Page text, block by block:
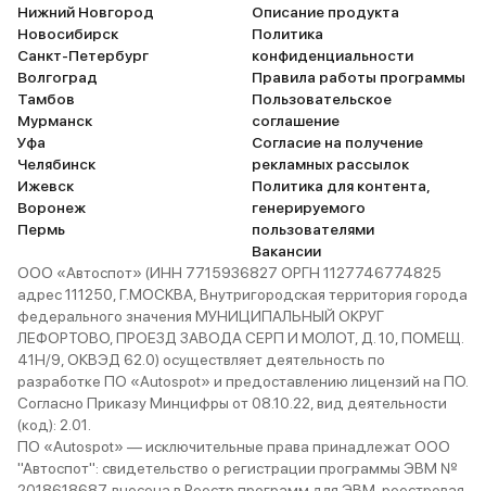
Нижний Новгород
Новосибирск
Санкт-Петербург
Волгоград
Тамбов
Мурманск
Уфа
Челябинск
Ижевск
Воронеж
Пермь
Описание продукта
Политика
конфиденциальности
Правила работы программы
Пользовательское
соглашение
Согласие на получение
рекламных рассылок
Политика для контента,
генерируемого
пользователями
Вакансии
ООО «Автоспот» (ИНН 7715936827 ОРГН 1127746774825
адрес 111250, Г.МОСКВА, Внутригородская территория города
федерального значения МУНИЦИПАЛЬНЫЙ ОКРУГ
ЛЕФОРТОВО, ПРОЕЗД ЗАВОДА СЕРП И МОЛОТ, Д. 10, ПОМЕЩ.
41Н/9, ОКВЭД 62.0) осуществляет деятельность по
разработке ПО «Autospot» и предоставлению лицензий на ПО.
Согласно Приказу Минцифры от 08.10.22, вид деятельности
(код): 2.01.
ПО «Autospot» — исключительные права принадлежат ООО
"Автоспот": свидетельство о регистрации программы ЭВМ №